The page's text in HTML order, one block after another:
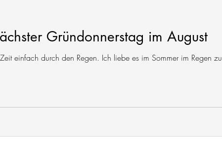
Gründonnerstag im August
einfach durch den Regen. Ich liebe es im Sommer im Regen zu